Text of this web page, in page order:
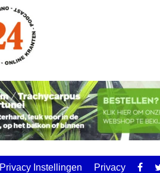
Privacy Instellingen Privacy